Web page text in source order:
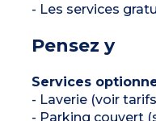
- Les services
Pensez y
Services
- Laverie (voir
- Parking couvert